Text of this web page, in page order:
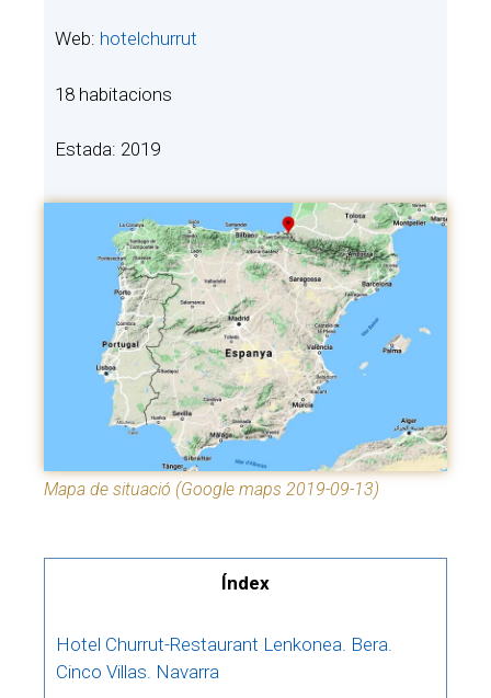
Web: hotelchurrut
18 habitacions
Estada: 2019
Mapa de situació (Google maps 2019-09-13)
Índex
Hotel Churrut-Restaurant Lenkonea. Bera.
Cinco Villas. Navarra